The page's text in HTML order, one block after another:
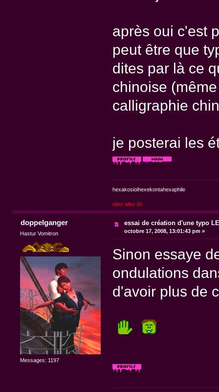
après oui c'est
peut être que
dites par là ce
chinoise
calligraphie
je posterai les
hexakosioihexekontahexaphile
über allez là!
doppelganger
Hastur Vomitron
Messages: 1197
essai de création d'une typo
octobre 17, 2008, 13:01:43 pm »
Sinon essaye
ondulations
d'avoir plus de